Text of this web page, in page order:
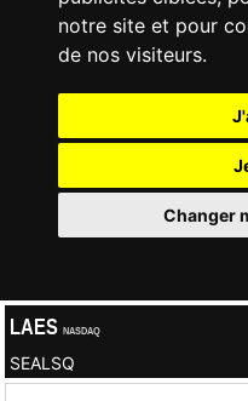
notre site et pour
de nos visiteurs.
Changer
LAES NASDAQ
SEALSQ